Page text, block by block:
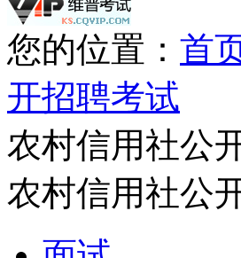
您的位置： 首
开招聘考试
农村信用社公
农村信用社公